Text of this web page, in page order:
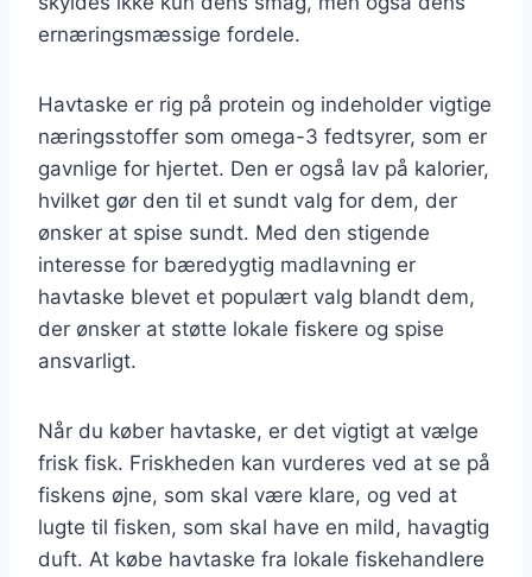
ernæringsmæssige fordele.
Havtaske er rig på protein og indeholder vigtige
næringsstoffer som omega-3 fedtsyrer, som er
gavnlige for hjertet. Den er også lav på kalorier,
hvilket gør den til et sundt valg for dem, der
ønsker at spise sundt. Med den stigende
interesse for bæredygtig madlavning er
havtaske blevet et populært valg blandt dem,
der ønsker at støtte lokale fiskere og spise
ansvarligt.
Når du køber havtaske, er det vigtigt at vælge
frisk fisk. Friskheden kan vurderes ved at se på
fiskens øjne, som skal være klare, og ved at
lugte til fisken, som skal have en mild, havagtig
duft. At købe havtaske fra lokale fiskehandlere